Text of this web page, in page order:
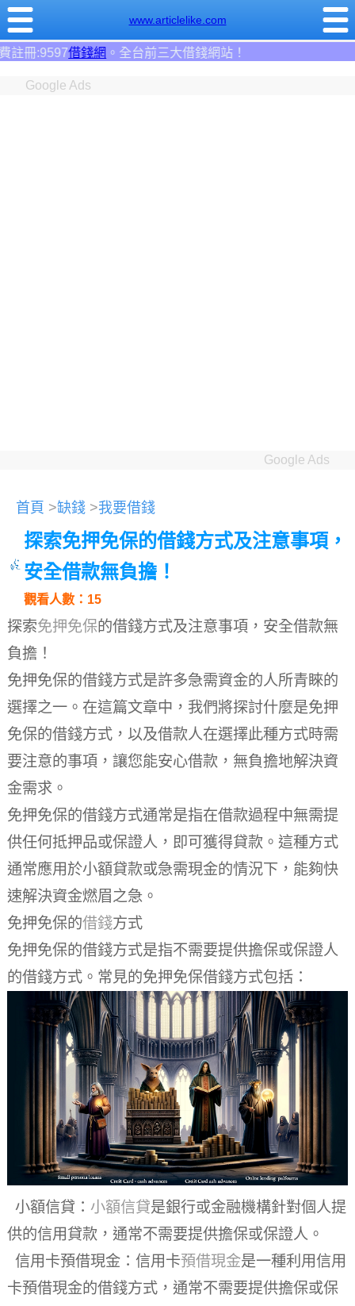
www.articlelike.com
前三大借錢網站！
Google Ads
Google Ads
首頁 >缺錢 >我要借錢
探索免押免保的借錢方式及注意事項，
安全借款無負擔！
觀看人數：15
探索免押免保的借錢方式及注意事項，安全借款無
負擔！
免押免保的借錢方式是許多急需資金的人所青睞的
選擇之一。在這篇文章中，我們將探討什麼是免押
免保的借錢方式，以及借款人在選擇此種方式時需
要注意的事項，讓您能安心借款，無負擔地解決資
金需求。
免押免保的借錢方式通常是指在借款過程中無需提
供任何抵押品或保證人，即可獲得貸款。這種方式
通常應用於小額貸款或急需現金的情況下，能夠快
速解決資金燃眉之急。
免押免保的借錢方式
免押免保的借錢方式是指不需要提供擔保或保證人
的借錢方式。常見的免押免保借錢方式包括：
小額信貸： 小額信貸是銀行或金融機構針對個人提
供的信用貸款，通常不需要提供擔保或保證人。
信用卡預借現金：信用卡預借現金是一種利用信用
卡預借現金的借錢方式，通常不需要提供擔保或保